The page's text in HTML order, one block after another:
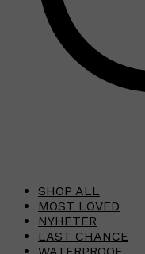
SHOP ALL
MOST LOVED
NYHETER
LAST CHANCE